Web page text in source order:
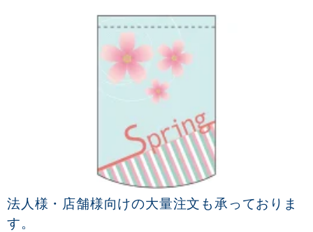
法人様・店舗様向けの大量注文も承っておりま
す。